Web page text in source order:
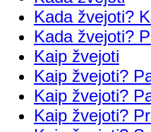
Kada žvejoti?
Kada žvejoti?
Kaip žvejoti
Kaip žvejoti?
Kaip žvejoti?
Kaip žvejoti?